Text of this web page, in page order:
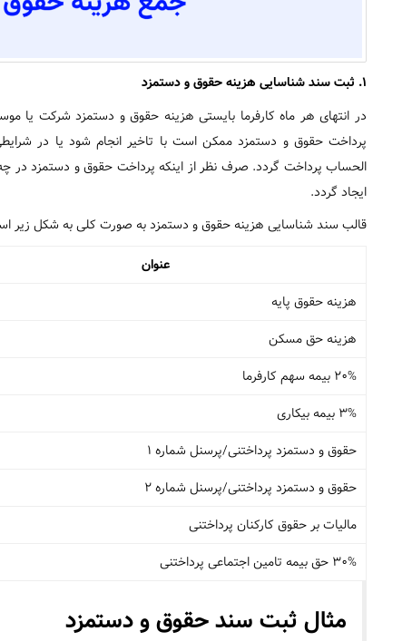
1. ثبت سند شناسایی هزینه حقوق و دستمزد
در انتهای هر ماه کارفرما بایستی هزینه حقوق و دستمزد شرکت یا
پرداخت حقوق و دستمزد ممکن است با تاخیر انجام شود یا در
الحساب پرداخت گردد. صرف نظر از اینکه پرداخت حقوق و دستمزد در
ایجاد گردد.
قالب سند شناسایی هزینه حقوق و دستمزد به صورت کلی به شکل زیر
عنوان
هزینه حقوق پایه
هزینه حق مسکن
20% بیمه سهم کارفرما
3% بیمه بیکاری
حقوق و دستمزد پرداختنی/پرسنل شماره 1
حقوق و دستمزد پرداختنی/پرسنل شماره 2
مالیات بر حقوق کارکنان پرداختنی
30% حق بیمه تامین اجتماعی پرداختنی
مثال ثبت سند حقوق و دستمزد